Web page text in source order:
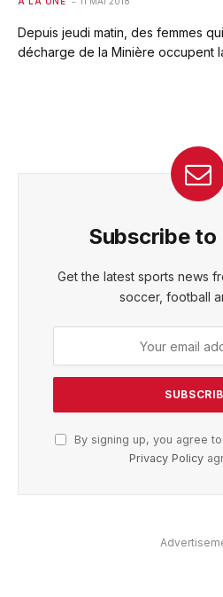
Depuis jeudi matin, des femmes
décharge de la Minière occupent
Subscribe to
Get the latest sports news
soccer, football
By signing up, you agree
Privacy Policy